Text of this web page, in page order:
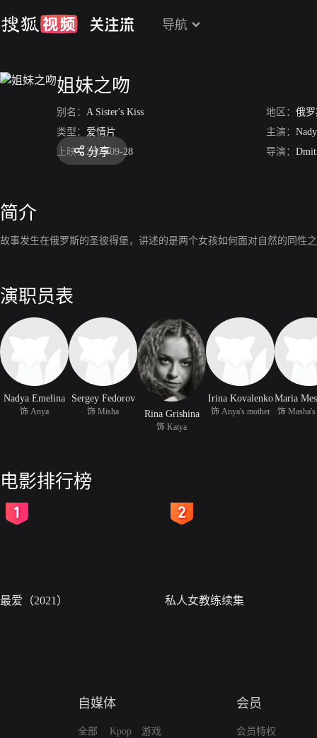
导航
姐妹之吻
别名： A Sister's Kiss 地区： 俄
类型： 爱情片 主演：
上映： 2007-09-28 导演：
分享
简介
故事发生在俄罗斯的圣彼得堡，讲述的是两个女孩如何面对自然的同性
演职员表
Nadya Emelina
饰 Anya
Sergey Fedorov
饰 Misha Rina Grishina
饰 Katya
Irina Kovalenko
饰 Anya's mother 饰
电影排行榜
最爱（2021） 私人女教练续集
自媒体
全部
Kpop
游戏
会员
会员特权